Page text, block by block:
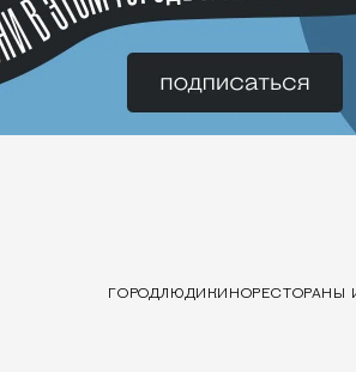
ГОРОДЛЮДИ КИНОРЕСТОРАНЫ